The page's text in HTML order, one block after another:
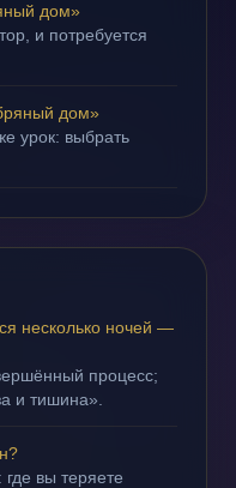
дом»
и потребуется
дом»
урок: выбрать
несколько ночей —
процесс;
и тишина».
вы теряете